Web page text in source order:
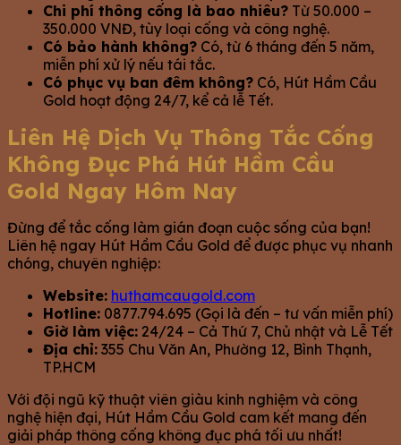
Chi phí thông cống là bao nhiêu? Từ 50.000 –
350.000 VNĐ, tùy loại cống và công nghệ.
Có bảo hành không? Có, từ 6 tháng đến 5 năm,
miễn phí xử lý nếu tái tắc.
Có phục vụ ban đêm không? Có, Hút Hầm Cầu
Gold hoạt động 24/7, kể cả lễ Tết.
Liên Hệ Dịch Vụ Thông Tắc Cống
Không Đục Phá Hút Hầm Cầu
Gold Ngay Hôm Nay
Đừng để tắc cống làm gián đoạn cuộc sống của bạn!
Liên hệ ngay Hút Hầm Cầu Gold để được phục vụ nhanh
chóng, chuyên nghiệp:
Website: huthamcaugold.com
Hotline: 0877.794.695 (Gọi là đến – tư vấn miễn phí)
Giờ làm việc: 24/24 – Cả Thứ 7, Chủ nhật và Lễ Tết
Địa chỉ: 355 Chu Văn An, Phường 12, Bình Thạnh,
TP.HCM
Với đội ngũ kỹ thuật viên giàu kinh nghiệm và công
nghệ hiện đại, Hút Hầm Cầu Gold cam kết mang đến
giải pháp thông cống không đục phá tối ưu nhất!